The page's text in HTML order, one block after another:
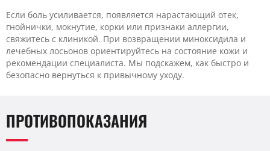
Если боль усиливается, появляется нарастающий отек,
гнойнички, мокнутие, корки или признаки аллергии,
свяжитесь с клиникой. При возвращении миноксидила и
лечебных лосьонов ориентируйтесь на состояние кожи и
рекомендации специалиста. Мы подскажем, как быстро и
безопасно вернуться к привычному уходу.
ПРОТИВОПОКАЗАНИЯ